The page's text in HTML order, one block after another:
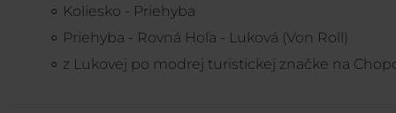
Koliesko - Priehyba
Priehyba - Rovná Hoľa - Luková (Von Roll)
z Lukovej po modrej turistickej značke na